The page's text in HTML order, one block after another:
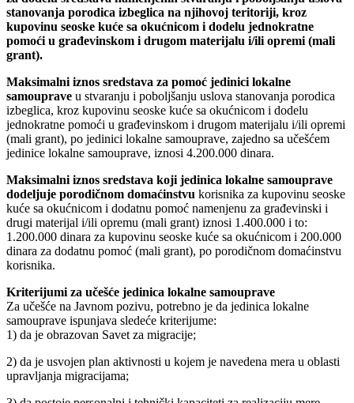
stanovanja porodica izbeglica na njihovoj teritoriji, kroz
kupovinu seoske kuće sa okućnicom i dodelu jednokratne
pomoći u građevinskom i drugom materijalu i/ili opremi (mali
grant).
Maksimalni iznos sredstava za pomoć jedinici lokalne
samouprave u stvaranju i poboljšanju uslova stanovanja porodica
izbeglica, kroz kupovinu seoske kuće sa okućnicom i dodelu
jednokratne pomoći u građevinskom i drugom materijalu i/ili opremi
(mali grant), po jedinici lokalne samouprave, zajedno sa učešćem
jedinice lokalne samouprave, iznosi 4.200.000 dinara.
Maksimalni iznos sredstava koji jedinica lokalne samouprave
dodeljuje porodičnom domaćinstvu korisnika za kupovinu seoske
kuće sa okućnicom i dodatnu pomoć namenjenu za građevinski i
drugi materijal i/ili opremu (mali grant) iznosi 1.400.000 i to:
1.200.000 dinara za kupovinu seoske kuće sa okućnicom i 200.000
dinara za dodatnu pomoć (mali grant), po porodičnom domaćinstvu
korisnika.
Kriterijumi za učešće jedinica lokalne samouprave
Za učešće na Javnom pozivu, potrebno je da jedinica lokalne
samouprave ispunjava sledeće kriterijume:
1) da je obrazovan Savet za migracije;
2) da je usvojen plan aktivnosti u kojem je navedena mera u oblasti
upravljanja migracijama;